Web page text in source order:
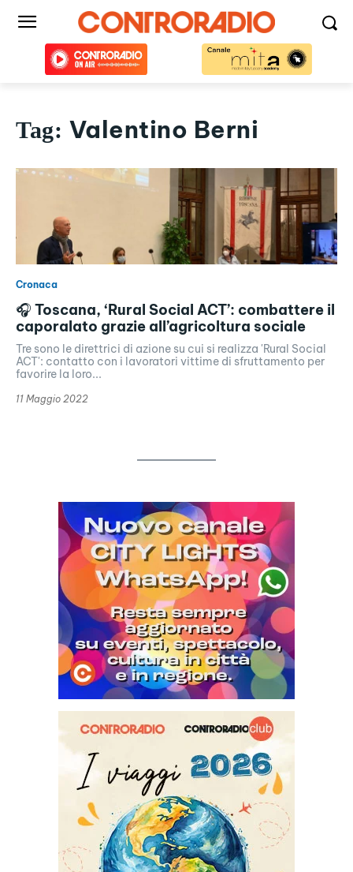
Tag: Valentino Berni
Cronaca
🎧 Toscana, ‘Rural Social ACT’: combattere il
caporalato grazie all’agricoltura sociale
Tre sono le direttrici di azione su cui si realizza 'Rural Social
ACT': contatto con i lavoratori vittime di sfruttamento per
favorire la loro...
11 Maggio 2022